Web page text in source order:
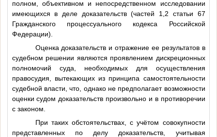
полном, объективном и непосредственном исследовании
имеющихся в деле доказательств (частей 1,2 статьи 67
Гражданского процессуального кодекса Российской
Федерации).
Оценка доказательств и отражение ее результатов в
судебном решении являются проявлением дискреционных
полномочий суда, необходимых для осуществления
правосудия, вытекающих из принципа самостоятельности
судебной власти, что, однако не предполагает возможности
оценки судом доказательств произвольно и в противоречии
с законом.
При таких обстоятельствах, с учётом совокупности
представленных по делу доказательств, учитывая